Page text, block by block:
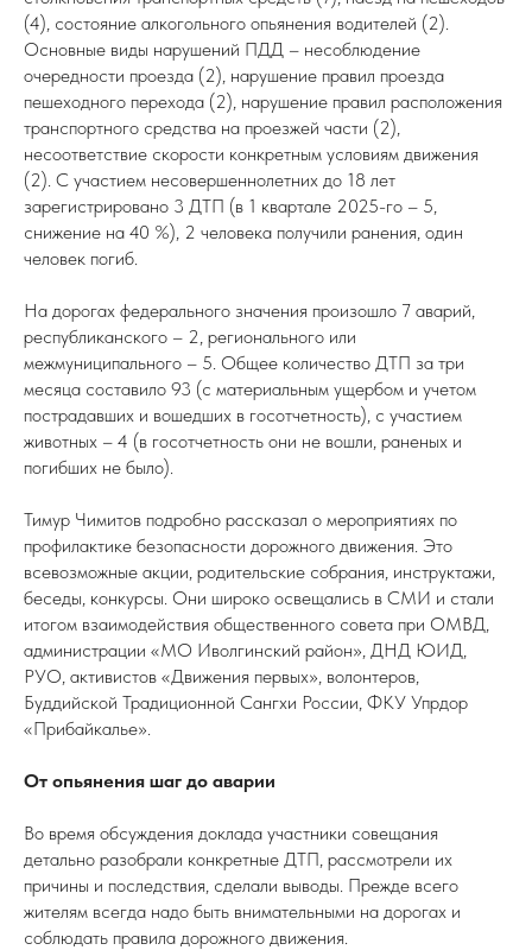
(4), состояние алкогольного опьянения водителей (2).
Основные виды нарушений ПДД – несоблюдение
очередности проезда (2), нарушение правил проезда
пешеходного перехода (2), нарушение правил расположения
транспортного средства на проезжей части (2),
несоответствие скорости конкретным условиям движения
(2). С участием несовершеннолетних до 18 лет
зарегистрировано 3 ДТП (в 1 квартале 2025-го – 5,
снижение на 40 %), 2 человека получили ранения, один
человек погиб.
На дорогах федерального значения произошло 7 аварий,
республиканского – 2, регионального или
межмуниципального – 5. Общее количество ДТП за три
месяца составило 93 (с материальным ущербом и учетом
пострадавших и вошедших в госотчетность), с участием
животных – 4 (в госотчетность они не вошли, раненых и
погибших не было).
Тимур Чимитов подробно рассказал о мероприятиях по
профилактике безопасности дорожного движения. Это
всевозможные акции, родительские собрания, инструктажи,
беседы, конкурсы. Они широко освещались в СМИ и стали
итогом взаимодействия общественного совета при ОМВД,
администрации «МО Иволгинский район», ДНД ЮИД,
РУО, активистов «Движения первых», волонтеров,
Буддийской Традиционной Сангхи России, ФКУ Упрдор
«Прибайкалье».
От опьянения шаг до аварии
Во время обсуждения доклада участники совещания
детально разобрали конкретные ДТП, рассмотрели их
причины и последствия, сделали выводы. Прежде всего
жителям всегда надо быть внимательными на дорогах и
соблюдать правила дорожного движения.